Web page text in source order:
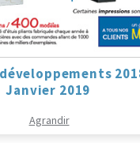
Janvier 2019
Agrandir